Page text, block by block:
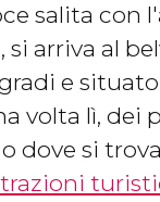
salita con
arriva al
e situato
volta lì, dei
dove si